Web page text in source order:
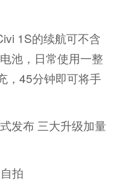
1S的续航可不含
池，日常使用一整
，45分钟即可将手
拍